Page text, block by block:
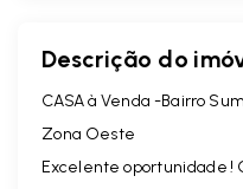
Descrição do
CASA à Venda -Bairro
Zona Oeste
Excelente oportunidade !